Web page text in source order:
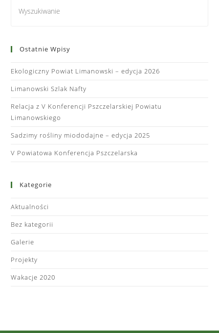
Ostatnie Wpisy
Ekologiczny Powiat Limanowski – edycja 2026
Limanowski Szlak Nafty
Relacja z V Konferencji Pszczelarskiej Powiatu
Limanowskiego
Sadzimy rośliny miododajne – edycja 2025
V Powiatowa Konferencja Pszczelarska
Kategorie
Aktualności
Bez kategorii
Galerie
Projekty
Wakacje 2020